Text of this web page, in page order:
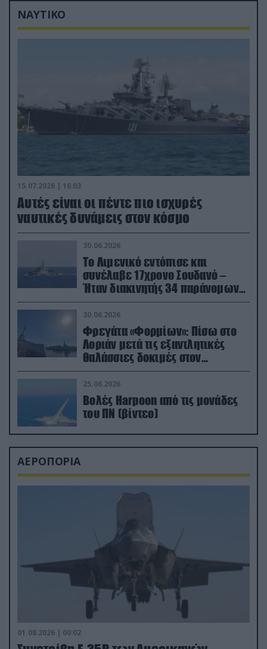
ΝΑΥΤΙΚΟ
15.07.2026 | 16:03
Aυτές είναι οι πέντε πιο ισχυρές
ναυτικές δυνάμεις στον κόσμο
30.06.2026
Το Λιμενικό εντόπισε και
συνέλαβε 17χρονο Σουδανό –
Ήταν διακινητής 34 παράνομων
μεταναστών
30.06.2026
Φρεγάτα «Φορμίων»: Πίσω στο
Λοριάν μετά τις εξαντλητικές
θαλάσσιες δοκιμές στον
απαιτητικό Βισκαϊκό
25.06.2026
Βολές Harpoon από τις μονάδες
του ΠΝ (βίντεο)
ΑΕΡΟΠΟΡΙΑ
01.08.2026 | 00:02